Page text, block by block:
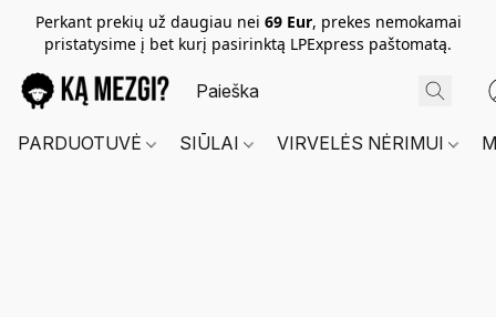
Perkant prekių už daugiau nei 69 Eur, prekes nemokamai
pristatysime į bet kurį pasirinktą LPExpress paštomatą.
PARDUOTUVĖ SIŪLAI VIRVELĖS NĖRIMUI